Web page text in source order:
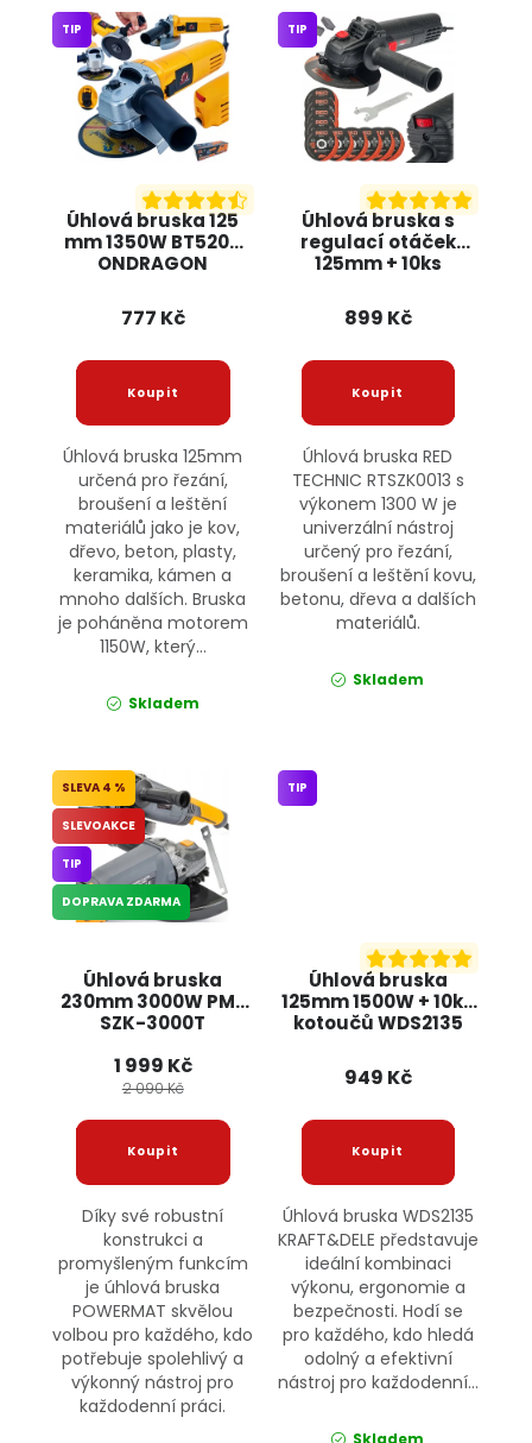
Úhlová bruska 125
mm 1350W BT5205
ONDRAGON
TIP
777 Kč
Úhlová bruska 125mm
určená pro řezání,
broušení a leštění
materiálů jako je kov,
dřevo, beton, plasty,
keramika, kámen a
mnoho dalších. Bruska
je poháněna motorem
1150W, který...
Skladem
Úhlová bruska s
regulací otáček
125mm + 10ks
RTSZK0013 RED
TECHNIC
TIP
899 Kč
Úhlová bruska RED
TECHNIC RTSZK0013 s
výkonem 1300 W je
univerzální nástroj
určený pro řezání,
broušení a leštění kovu,
betonu, dřeva a dalších
materiálů.
Skladem
Úhlová bruska
230mm 3000W PM-
SZK-3000T
4 %
SLEVOAKCE
TIP
DOPRAVA ZDARMA
1 999 Kč
2 090 Kč
Díky své robustní
konstrukci a
promyšleným funkcím
je úhlová bruska
POWERMAT skvělou
volbou pro každého, kdo
potřebuje spolehlivý a
výkonný nástroj pro
každodenní práci.
Úhlová bruska
125mm 1500W + 10ks
kotoučů WDS2135
TIP
949 Kč
Úhlová bruska WDS2135
KRAFT&DELE představuje
ideální kombinaci
výkonu, ergonomie a
bezpečnosti. Hodí se
pro každého, kdo hledá
odolný a efektivní
nástroj pro každodenní...
Skladem